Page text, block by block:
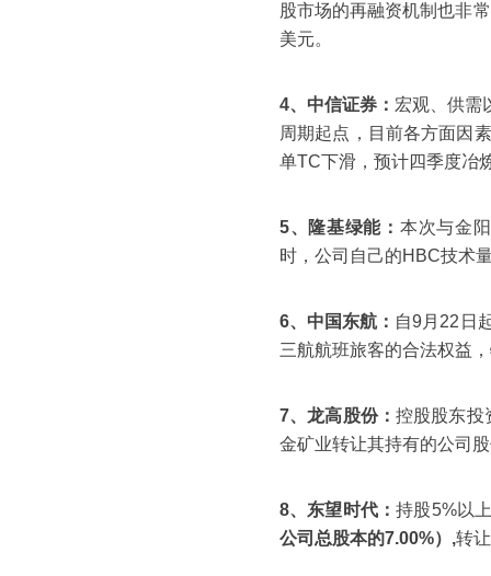
股市场的再融资机制也非
美元。
4、中信证券： 宏观、供需
周期起点，目前各方面因
单TC下滑，预计四季度冶
5、隆基绿能： 本次与金
时，公司自己的HBC技术
6、中国东航： 自9月22日
三航航班旅客的合法权益
7、龙高股份： 控股股东投
金矿业转让其持有的公司
8、东望时代：持股5%以
公司总股本的7.00%）,转